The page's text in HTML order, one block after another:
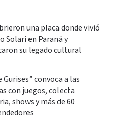
una placa donde vivió
Solari en Paraná y
su legado cultural
Gurises” convoca a las
con juegos, colecta
shows y más de 60